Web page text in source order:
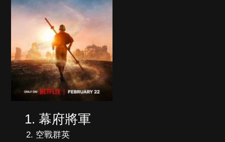
幕府將軍
空戰群英